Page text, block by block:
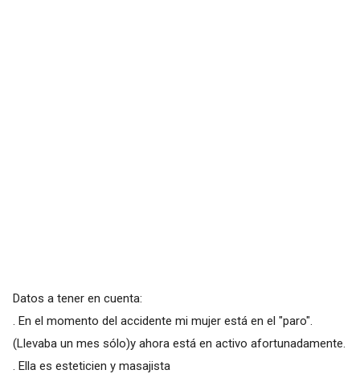
Datos a tener en cuenta:
. En el momento del accidente mi mujer está en el "paro".
(Llevaba un mes sólo)y ahora está en activo afortunadamente.
. Ella es esteticien y masajista